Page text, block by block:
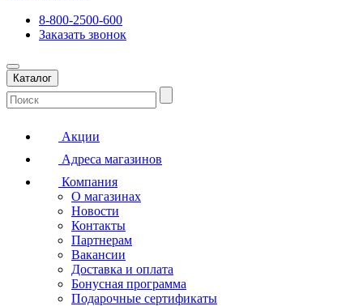
8-800-2500-600
Заказать звонок
Каталог
Акции
Адреса магазинов
Компания
О магазинах
Новости
Контакты
Партнерам
Вакансии
Доставка и оплата
Бонусная программа
Подарочные сертификаты